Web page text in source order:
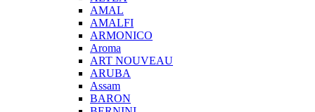
AMAL
AMALFI
ARMONICO
Aroma
ART NOUVEAU
ARUBA
Assam
BARON